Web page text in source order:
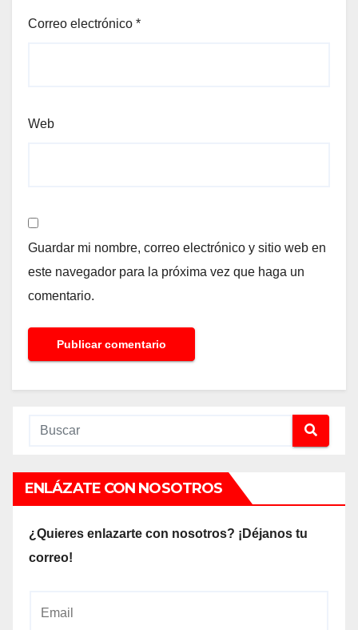
Correo electrónico *
Web
Guardar mi nombre, correo electrónico y sitio web en
este navegador para la próxima vez que haga un
comentario.
ENLÁZATE CON NOSOTROS
¿Quieres enlazarte con nosotros? ¡Déjanos tu
correo!